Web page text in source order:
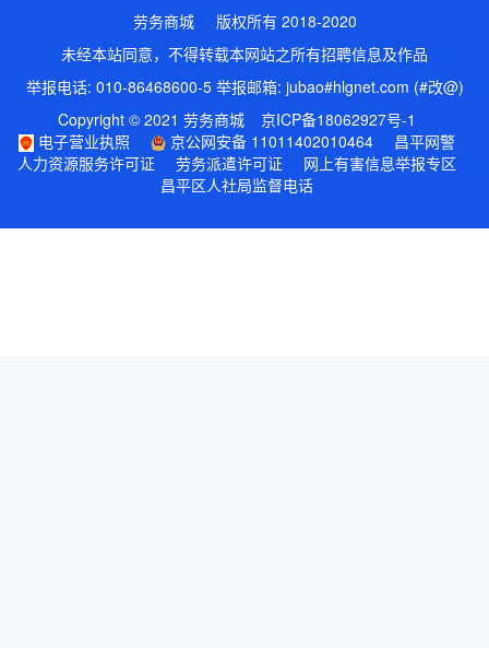
劳务商城 版权所有 2018-2020
未经本站同意，不得转载本网站之所有招聘信息及作品
举报电话: 010-86468600-5 举报邮箱: jubao#hlgnet.com (#改@)
Copyright © 2021 劳务商城
京ICP备18062927号-1
电子营业执照
京公网安备 11011402010464
昌平网警
人力资源服务许可证
劳务派遣许可证
网上有害信息举报专区
昌平区人社局监督电话